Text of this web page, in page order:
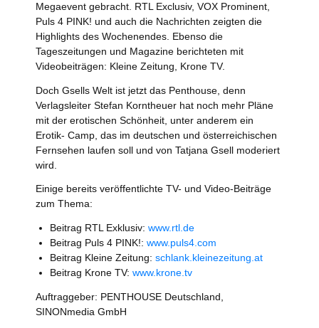
Megaevent gebracht. RTL Exclusiv, VOX Prominent,
Puls 4 PINK! und auch die Nachrichten zeigten die
Highlights des Wochenendes. Ebenso die
Tageszeitungen und Magazine berichteten mit
Videobeiträgen: Kleine Zeitung, Krone TV.
Doch Gsells Welt ist jetzt das Penthouse, denn
Verlagsleiter Stefan Korntheuer hat noch mehr Pläne
mit der erotischen Schönheit, unter anderem ein
Erotik- Camp, das im deutschen und österreichischen
Fernsehen laufen soll und von Tatjana Gsell moderiert
wird.
Einige bereits veröffentlichte TV- und Video-Beiträge
zum Thema:
Beitrag RTL Exklusiv: www.rtl.de
Beitrag Puls 4 PINK!: www.puls4.com
Beitrag Kleine Zeitung: schlank.kleinezeitung.at
Beitrag Krone TV: www.krone.tv
Auftraggeber: PENTHOUSE Deutschland,
SINONmedia GmbH